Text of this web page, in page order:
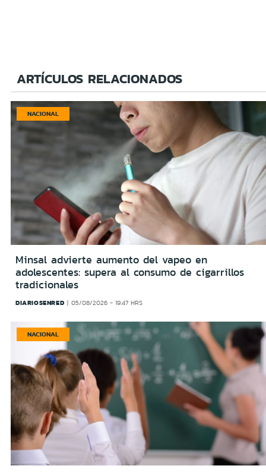
ARTÍCULOS RELACIONADOS
NACIONAL
Minsal advierte aumento del vapeo en
adolescentes: supera al consumo de cigarrillos
tradicionales
DIARIOSENRED 05/08/2026 - 19:47 HRS
NACIONAL